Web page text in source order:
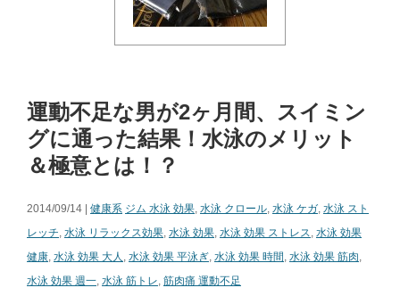
運動不足な男が2ヶ月間、スイミン
グに通った結果！水泳のメリット
＆極意とは！？
2014/09/14 | 健康系 ジム 水泳 効果, 水泳 クロール, 水泳 ケガ, 水泳 スト
レッチ, 水泳 リラックス効果, 水泳 効果, 水泳 効果 ストレス, 水泳 効果
健康, 水泳 効果 大人 , 水泳 効果 平泳ぎ, 水泳 効果 時間, 水泳 効果 筋肉,
水泳 効果 週一, 水泳 筋トレ, 筋肉痛 運動不足